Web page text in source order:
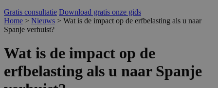
Gratis consultatie Download gratis onze gids
Home > Nieuws > Wat is de impact op de erfbelasting als u naar
Spanje verhuist?
Wat is de impact op de
erfbelasting als u naar Spanje